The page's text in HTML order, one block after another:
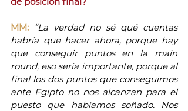
MM:
“La verdad no sé qué cuentas
habría que hacer ahora, porque hay
que conseguir puntos en la main
round, eso sería importante, porque al
final los dos puntos que conseguimos
ante Egipto no nos alcanzan para el
puesto que habíamos soñado. Nos